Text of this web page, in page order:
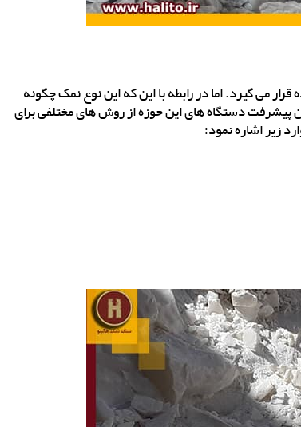
می گیرد. اما در رابطه با این که این نوع نمک چگونه
پیشرفت دستگاه های این حوزه از روش های مختلفی برای
زیر اشاره نمود: